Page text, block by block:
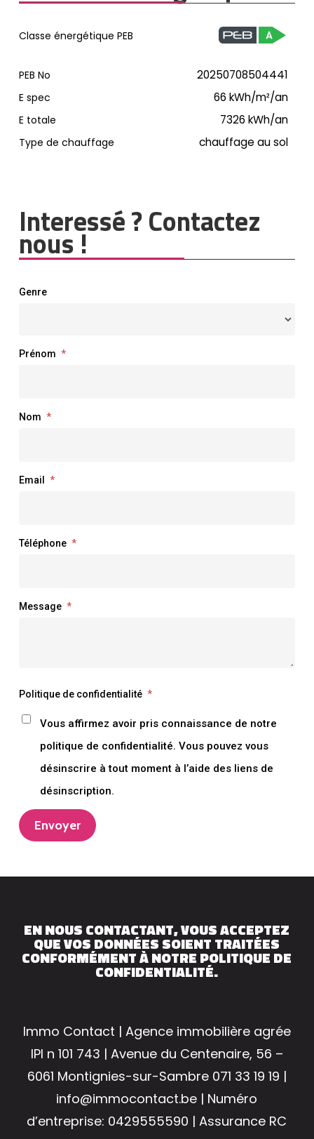
Classe énergétique PEB
PEB No 20250708504441
E spec 66 kWh/m²/an
E totale 7326 kWh/an
Type de chauffage chauffage au sol
Interessé ? Contactez
nous !
Genre
Prénom *
Nom *
Email *
Téléphone *
Message *
Politique de confidentialité *
Vous affirmez avoir pris connaissance de notre
politique de confidentialité. Vous pouvez vous
désinscrire à tout moment à l’aide des liens de
désinscription.
Envoyer
EN NOUS CONTACTANT, VOUS ACCEPTEZ
QUE VOS DONNÉES SOIENT TRAITÉES
CONFORMÉMENT À NOTRE POLITIQUE DE
CONFIDENTIALITÉ.
Immo Contact | Agence immobilière agrée
IPI n 101 743 | Avenue du Centenaire, 56 –
6061 Montignies-sur-Sambre 071 33 19 19 |
info@immocontact.be | Numéro
d’entreprise: 0429555590 | Assurance RC